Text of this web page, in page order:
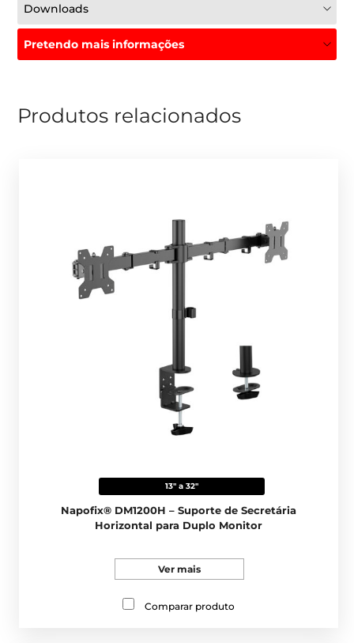
Downloads
Pretendo mais informações
Produtos relacionados
13" a 32"
Napofix® DM1200H – Suporte de Secretária
Horizontal para Duplo Monitor
Ver mais
Comparar produto